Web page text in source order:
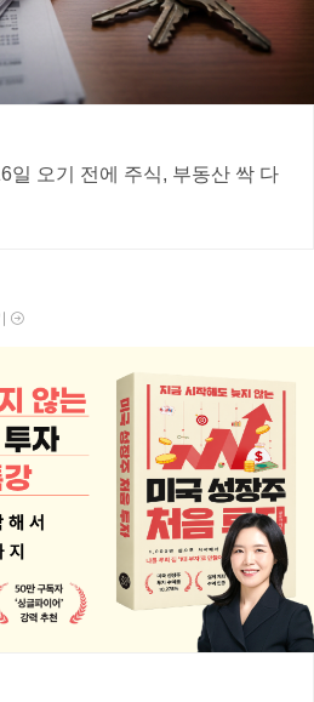
일 오기 전에 주식, 부동산 싹 다